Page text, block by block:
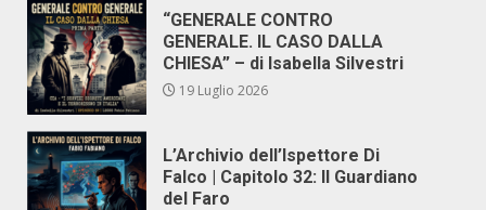
“GENERALE CONTRO
GENERALE. IL CASO DALLA
CHIESA” – di Isabella Silvestri
19 Luglio 2026
L’Archivio dell’Ispettore Di
Falco | Capitolo 32: Il Guardiano
del Faro